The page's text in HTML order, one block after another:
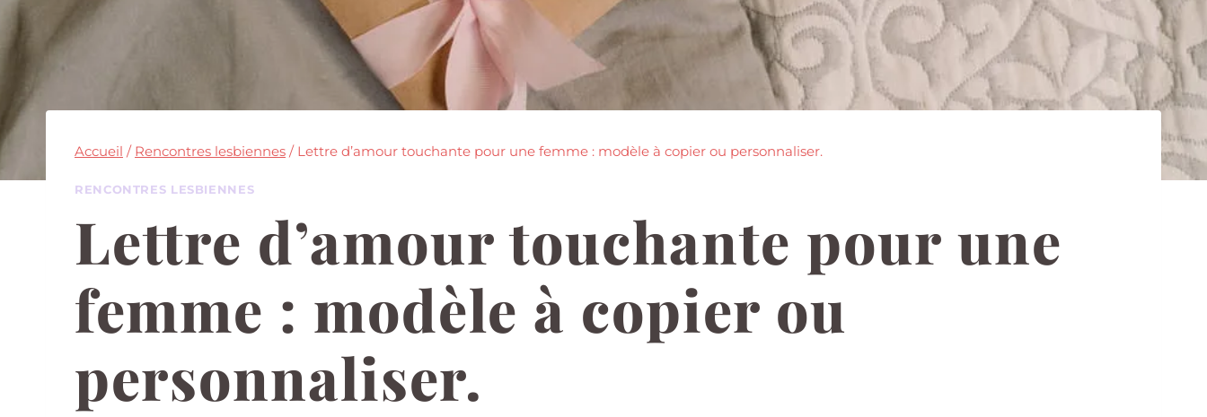
Accueil / Rencontres lesbiennes / Lettre d’amour touchante pour une femme : modèle à copier ou personnaliser.
RENCONTRES LESBIENNES
Lettre d’amour touchante pour une
femme : modèle à copier ou
personnaliser.